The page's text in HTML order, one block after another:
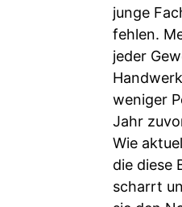
junge
fehlen.
jeder
weniger
Jahr
Wie
die diese
scharrt